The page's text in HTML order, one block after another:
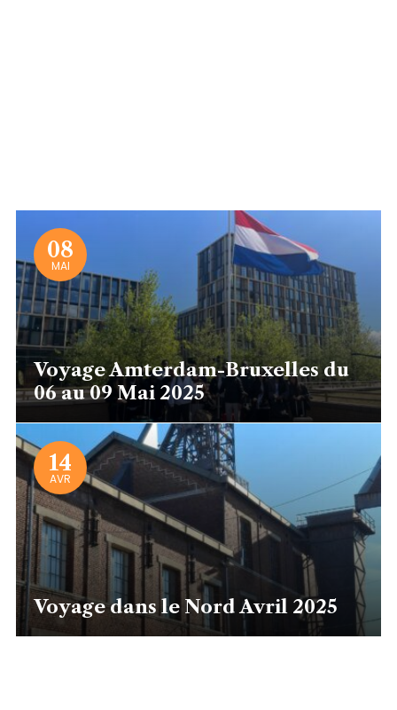
08
MAI
Voyage Amterdam-Bruxelles du
06 au 09 Mai 2025
14
AVR
Voyage dans le Nord Avril 2025